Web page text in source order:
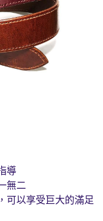
導
無二
可以享受巨大的滿足